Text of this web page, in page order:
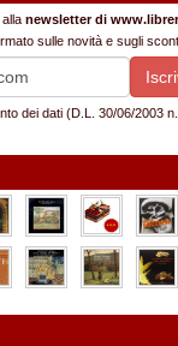
newsletter di
sulle novità e sugli
dei dati (D.L. 30/06/2003